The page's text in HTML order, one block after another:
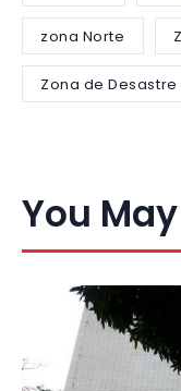
zona Norte
Zona de Desastre
You